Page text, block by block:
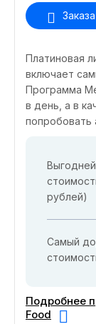
Платиновая
включает
Программа
в день, а в
попробовать
рублей)
Самый
Подробнее
Food